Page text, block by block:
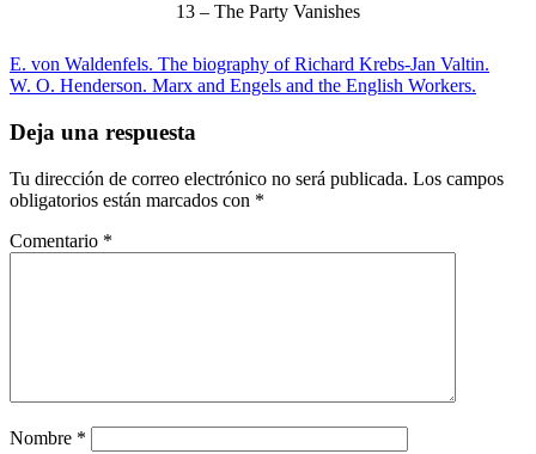
13 – The Party Vanishes
E. von Waldenfels. The biography of Richard Krebs-Jan Valtin.
W. O. Henderson. Marx and Engels and the English Workers.
Deja una respuesta
Tu dirección de correo electrónico no será publicada. Los campos
obligatorios están marcados con *
Comentario *
Nombre *